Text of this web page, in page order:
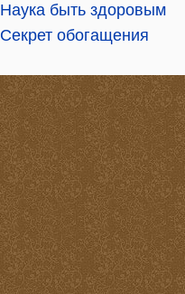
Наука быть здоровым
Секрет обогащения